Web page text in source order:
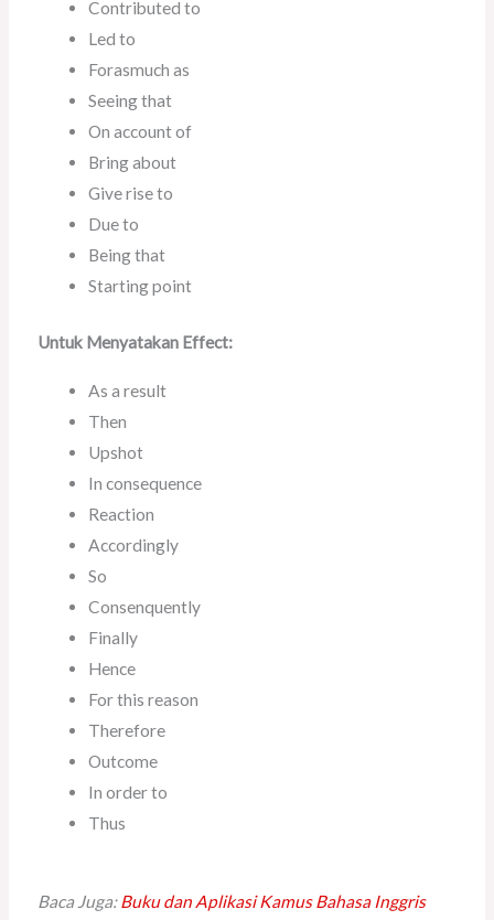
Contributed to
Led to
Forasmuch as
Seeing that
On account of
Bring about
Give rise to
Due to
Being that
Starting point
Untuk Menyatakan Effect:
As a result
Then
Upshot
In consequence
Reaction
Accordingly
So
Consenquently
Finally
Hence
For this reason
Therefore
Outcome
In order to
Thus
Baca Juga:Buku dan Aplikasi Kamus Bahasa Inggris